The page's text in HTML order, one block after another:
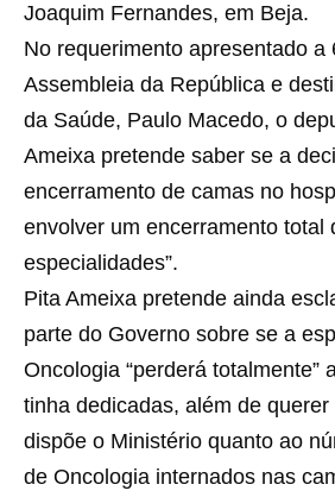
Joaquim Fernandes, em Beja.
No requerimento apresentado a
Assembleia da República e
da Saúde, Paulo Macedo, o
Ameixa pretende saber se a
encerramento de camas no
envolver um encerramento total
especialidades”.
Pita Ameixa pretende ainda
parte do Governo sobre se a
Oncologia “perderá totalmente”
tinha dedicadas, além de querer
dispõe o Ministério quanto ao
de Oncologia internados nas